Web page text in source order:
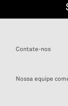
Contate-nos
Nossa equipe